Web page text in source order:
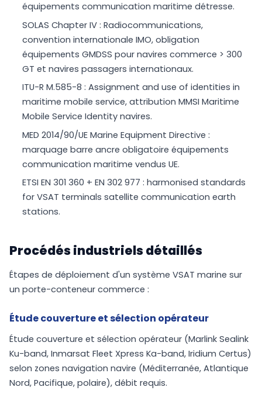
équipements communication maritime détresse.
SOLAS Chapter IV : Radiocommunications,
convention internationale IMO, obligation
équipements GMDSS pour navires commerce > 300
GT et navires passagers internationaux.
ITU-R M.585-8 : Assignment and use of identities in
maritime mobile service, attribution MMSI Maritime
Mobile Service Identity navires.
MED 2014/90/UE Marine Equipment Directive :
marquage barre ancre obligatoire équipements
communication maritime vendus UE.
ETSI EN 301 360 + EN 302 977 : harmonised standards
for VSAT terminals satellite communication earth
stations.
Procédés industriels détaillés
Étapes de déploiement d'un système VSAT marine sur
un porte-conteneur commerce :
Étude couverture et sélection opérateur
Étude couverture et sélection opérateur (Marlink Sealink
Ku-band, Inmarsat Fleet Xpress Ka-band, Iridium Certus)
selon zones navigation navire (Méditerranée, Atlantique
Nord, Pacifique, polaire), débit requis.